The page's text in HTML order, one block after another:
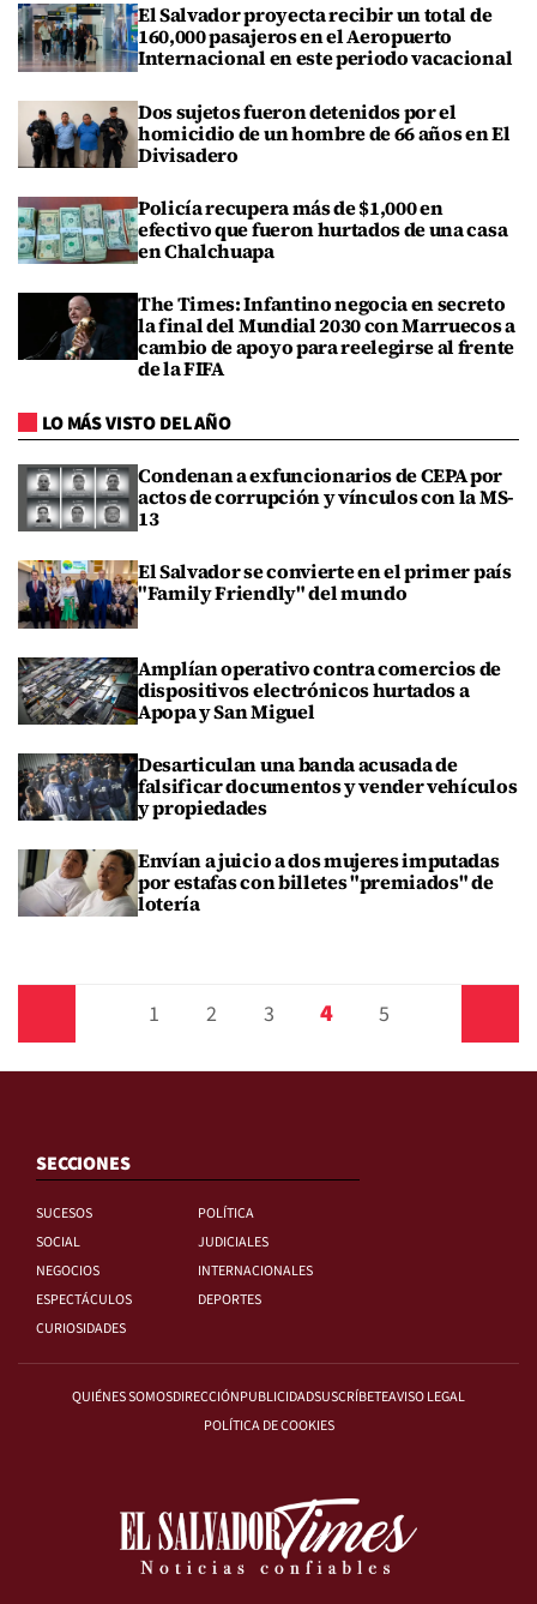
El Salvador proyecta recibir un total de
160,000 pasajeros en el Aeropuerto
Internacional en este periodo vacacional
Dos sujetos fueron detenidos por el
homicidio de un hombre de 66 años en El
Divisadero
Policía recupera más de $1,000 en
efectivo que fueron hurtados de una casa
en Chalchuapa
The Times: Infantino negocia en secreto
la final del Mundial 2030 con Marruecos a
cambio de apoyo para reelegirse al frente
de la FIFA
LO MÁS VISTO DEL AÑO
Condenan a exfuncionarios de CEPA por
actos de corrupción y vínculos con la MS-
13
El Salvador se convierte en el primer país
"Family Friendly" del mundo
Amplían operativo contra comercios de
dispositivos electrónicos hurtados a
Apopa y San Miguel
Desarticulan una banda acusada de
falsificar documentos y vender vehículos
y propiedades
Envían a juicio a dos mujeres imputadas
por estafas con billetes "premiados" de
lotería
1 2 3 4 5
SECCIONES
SUCESOS
POLÍTICA
SOCIAL
JUDICIALES
NEGOCIOS
INTERNACIONALES
ESPECTÁCULOS
DEPORTES
CURIOSIDADES
QUIÉNES SOMOSDIRECCIÓNPUBLICIDADSUSCRÍBETEAVISO LEGAL
POLÍTICA DE COOKIES